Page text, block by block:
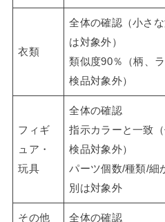
衣類
全体の確認（小さ
は対象外）
類似度90％（柄、
検品対象外）
フィギ
ュア・
玩具
全体の確認
指示カラーと一致
検品対象外）
パーツ個数/種類/細
別は対象外
その他 全体の確認